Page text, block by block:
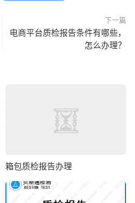
下一篇
电商平台质检报告条件有哪些，
怎么办理？
箱包质检报告办理